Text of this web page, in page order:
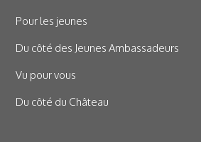
Pour les jeunes
Du côté des Jeunes Ambassadeurs
Vu pour vous
Du côté du Château